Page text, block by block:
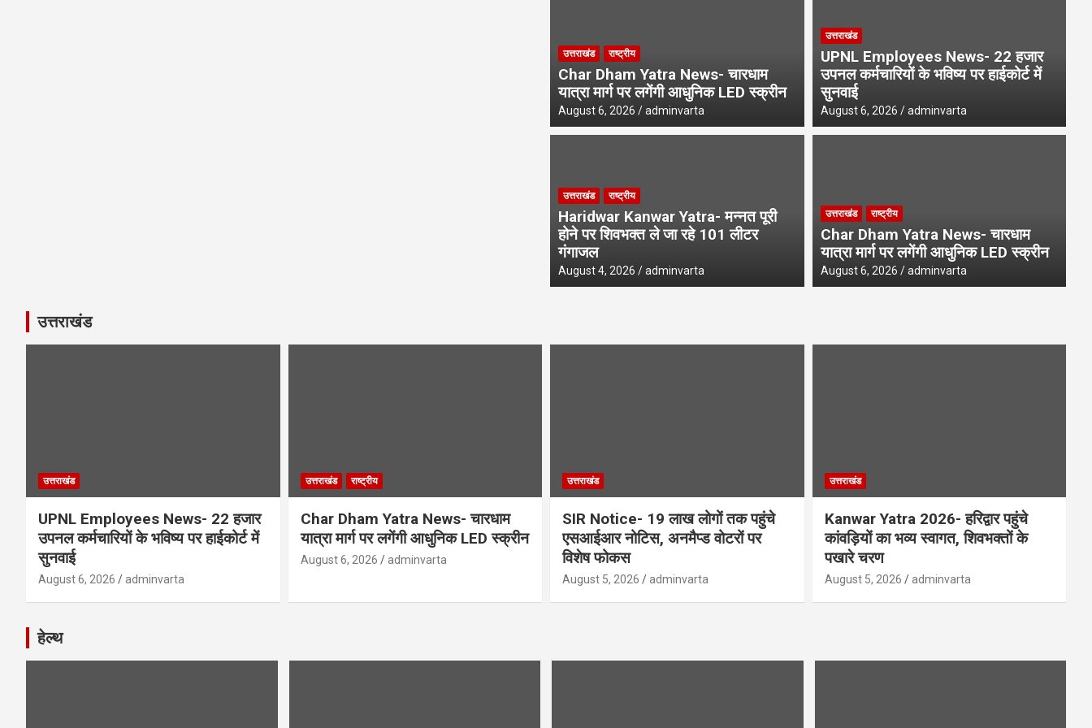
उत्तराखंड राष्ट्रीय
Char Dham Yatra News- चारधाम
यात्रा मार्ग पर लगेंगी आधुनिक LED स्क्रीन
August 6, 2026 adminvarta
उत्तराखंड राष्ट्रीय
Haridwar Kanwar Yatra- मन्नत पूरी
होने पर शिवभक्त ले जा रहे 101 लीटर
गंगाजल
August 4, 2026 adminvarta
उत्तराखंड
UPNL Employees News- 22 हजार
उपनल कर्मचारियों के भविष्य पर हाईकोर्ट में
सुनवाई
August 6, 2026 adminvarta
उत्तराखंड राष्ट्रीय
Char Dham Yatra News- चारधाम
यात्रा मार्ग पर लगेंगी आधुनिक LED स्क्रीन
August 6, 2026 adminvarta
उत्तराखंड
उत्तराखंड
UPNL Employees News- 22 हजार
उपनल कर्मचारियों के भविष्य पर हाईकोर्ट में
सुनवाई
August 6, 2026 adminvarta
उत्तराखंड राष्ट्रीय
Char Dham Yatra News- चारधाम
यात्रा मार्ग पर लगेंगी आधुनिक LED स्क्रीन
August 6, 2026 adminvarta
उत्तराखंड
SIR Notice- 19 लाख लोगों तक पहुंचे
एसआईआर नोटिस, अनमैप्ड वोटरों पर
विशेष फोकस
August 5, 2026 adminvarta
उत्तराखंड
Kanwar Yatra 2026- हरिद्वार पहुंचे
कांवड़ियों का भव्य स्वागत, शिवभक्तों के
पखारे चरण
August 5, 2026 adminvarta
हेल्थ